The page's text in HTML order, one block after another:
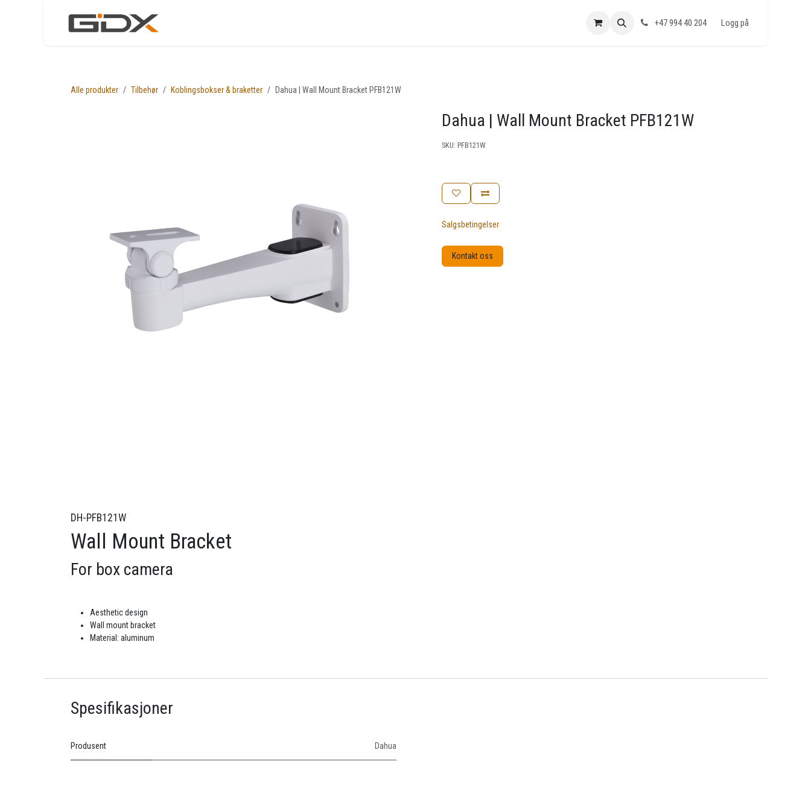
+47 994 40 204 Logg på
Alle produkter Tilbehør Koblingsbokser & braketter Dahua | Wall Mount Bracket PFB121W
Dahua | Wall Mount Bracket PFB121W
SKU: PFB121W
Salgsbetingelser
Kontakt oss
DH-PFB121W
Wall Mount Bracket
For box camera
Aesthetic design
Wall mount bracket
Material: aluminum
Spesifikasjoner
Produsent Dahua